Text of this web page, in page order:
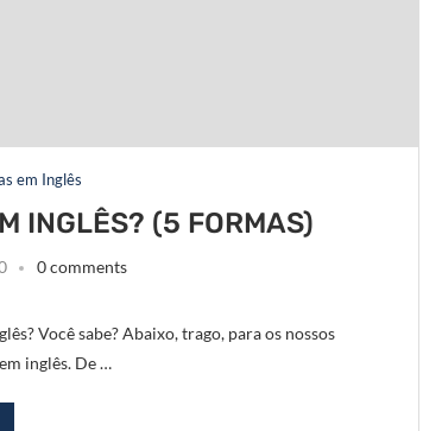
em Inglês
INGLÊS? (5 FORMAS)
0 comments
Você sabe? Abaixo, trago, para os nossos
inglês. De …